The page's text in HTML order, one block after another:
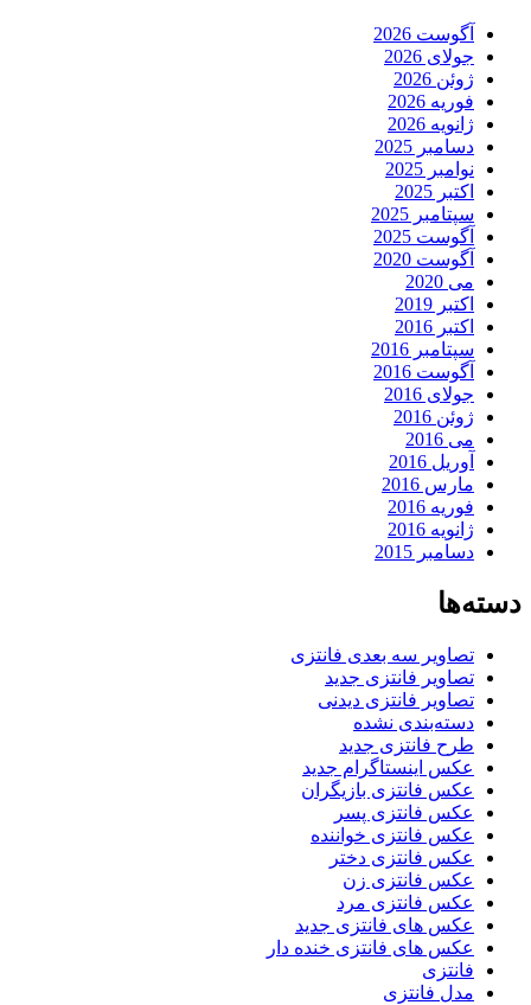
آگوست 2026
جولای 2026
ژوئن 2026
فوریه 2026
ژانویه 2026
دسامبر 2025
نوامبر 2025
اکتبر 2025
سپتامبر 2025
آگوست 2025
آگوست 2020
می 2020
اکتبر 2019
اکتبر 2016
سپتامبر 2016
آگوست 2016
جولای 2016
ژوئن 2016
می 2016
آوریل 2016
مارس 2016
فوریه 2016
ژانویه 2016
دسامبر 2015
دسته‌ها
تصاویر سه بعدی فانتزی
تصاویر فانتزی جدید
تصاویر فانتزی دیدنی
دسته‌بندی نشده
طرح فانتزی جدید
عکس اینستاگرام جدید
عکس فانتزی بازیگران
عکس فانتزی پسر
عکس فانتزی خواننده
عکس فانتزی دختر
عکس فانتزی زن
عکس فانتزی مرد
عکس های فانتزی جدید
عکس های فانتزی خنده دار
فانتزی
مدل فانتزی